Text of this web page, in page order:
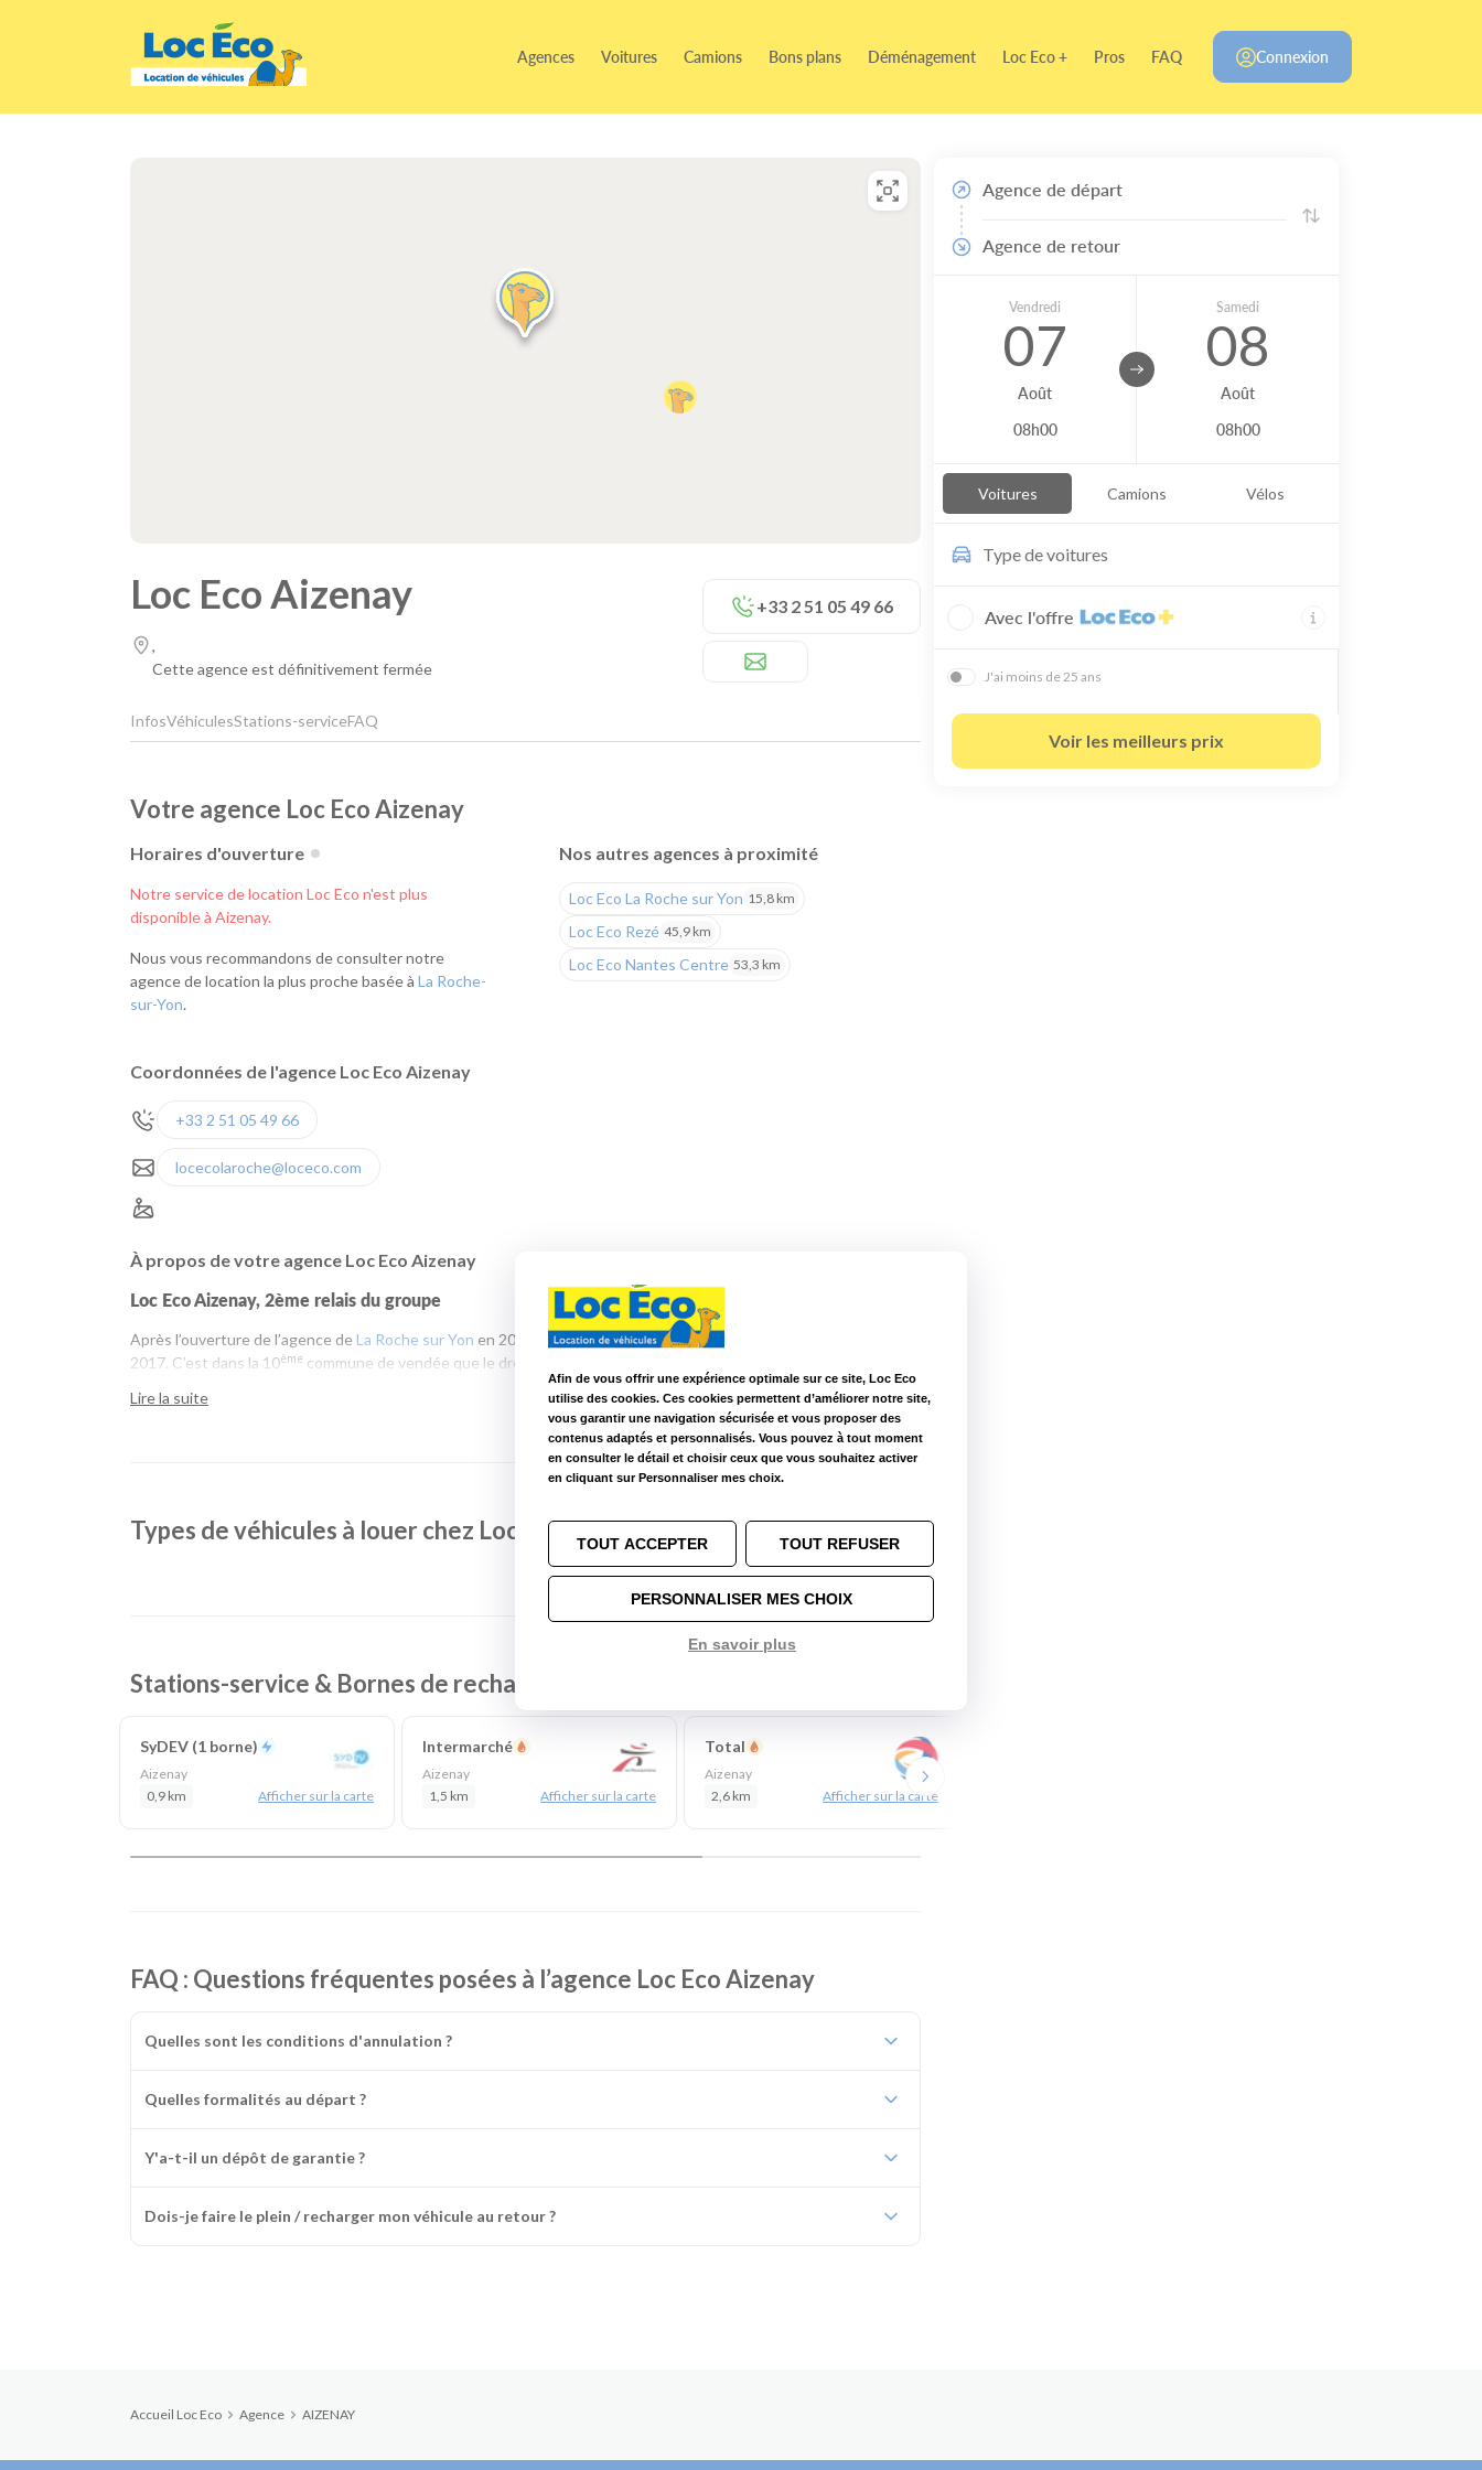
Agences Voitures Camions Bons plans Déménagement Loc Eco + Pros FAQ Connexion
Loc Eco Aizenay
,
Cette agence est définitivement fermée
+33 2 51 05 49 66
InfosVéhiculesStations-serviceFAQ
Votre agence Loc Eco Aizenay
Horaires d'ouverture
Notre service de location Loc Eco n'est plus
disponible à Aizenay.
Nous vous recommandons de consulter notre
agence de location la plus proche basée à La Roche-
sur-Yon.
Nos autres agences à proximité
Loc Eco La Roche sur Yon 15,8 km
Loc Eco Rezé 45,9 km
Loc Eco Nantes Centre 53,3 km
Coordonnées de l'agence Loc Eco Aizenay
+33 2 51 05 49 66
locecolaroche@loceco.com
À propos de votre agence Loc Eco Aizenay
Loc Eco Aizenay, 2ème relais du groupe
Après l’ouverture de l’agence de La Roche sur Yon en 2000, Loc Eco ® a choisi d’étendre sa toile vendéenne en
2017. C’est dans la 10ème commune de vendée que le dromadaire a posé ses valises. Situé au cœur d’Aizenay, le
relais Loc Eco ® aprèsLa Chapelle Basse-Mer.
monospaceou uncamion de déménagement, Chloé et Charles
Jouin vous accueillent en pays yonnais pour vos locations de voitures et camions, toujours à prix Loc Eco !
Lire la suite
Types de véhicules à louer chez Loc Eco Aizenay
Stations-service & Bornes de recharge à proximité
SyDEV (1 borne)
Aizenay
0,9 km
Afficher sur la carte
Intermarché
Aizenay
1,5 km
Afficher sur la carte
Total
Aizenay
2,6 km
Afficher sur la carte
FAQ : Questions fréquentes posées à l’agence Loc Eco Aizenay
Quelles sont les conditions d'annulation ?
Quelles formalités au départ ?
Y'a-t-il un dépôt de garantie ?
Dois-je faire le plein / recharger mon véhicule au retour ?
Agence de départ
Agence de retour
Vendredi
07
Août
08h00
Samedi
08
Août
08h00
Voitures Camions Vélos
Type devoitures
Avec l'offre
J'ai moins de 25 ans
Voir les meilleurs prix
Accueil Loc Eco Agence AIZENAY
Afin de vous offrir une expérience optimale sur ce site, Loc Eco
utilise des cookies. Ces cookies permettent d’améliorer notre site,
vous garantir une navigation sécurisée et vous proposer des
contenus adaptés et personnalisés. Vous pouvez à tout moment
en consulter le détail et choisir ceux que vous souhaitez activer
en cliquant sur Personnaliser mes choix.
TOUT ACCEPTER TOUT REFUSER
PERSONNALISER MES CHOIX
En savoir plus